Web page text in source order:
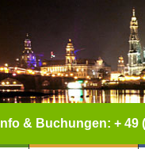
Info & Buchungen: + 49